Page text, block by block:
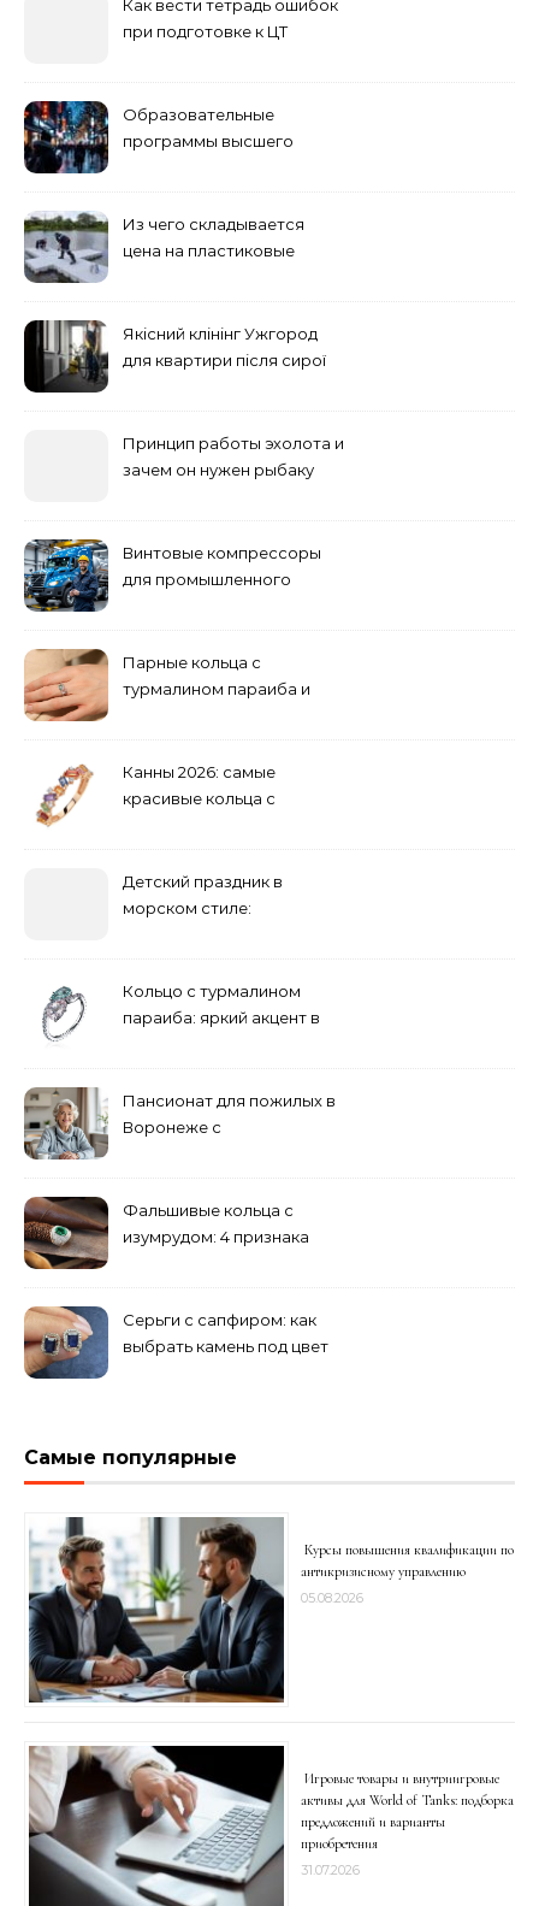
Как вести тетрадь ошибок
при подготовке к ЦТ
Образовательные
программы высшего
Из чего складывается
цена на пластиковые
Якісний клінінг Ужгород
для квартири після сирої
Принцип работы эхолота и
зачем он нужен рыбаку
Винтовые компрессоры
для промышленного
Парные кольца с
турмалином параиба и
Канны 2026: самые
красивые кольца с
Детский праздник в
морском стиле:
Кольцо с турмалином
параиба: яркий акцент в
Пансионат для пожилых в
Воронеже с
Фальшивые кольца с
изумрудом: 4 признака
Серьги с сапфиром: как
выбрать камень под цвет
Самые популярные
Курсы повышения квалификации по
антикризисному управлению
05.08.2026
Игровые товары и внутриигровые
активы для World of Tanks: подборка
предложений и варианты
приобретения
31.07.2026